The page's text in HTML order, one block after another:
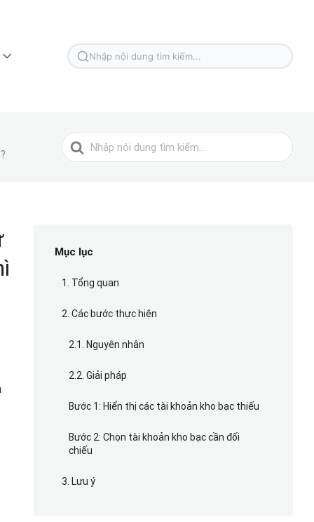
Tìm
Tìm
kiếm
Mục lục
1. Tổng quan
2. Các bước thực hiện
2.1. Nguyên nhân
2.2. Giải pháp
Bước 1: Hiển thị các tài khoản kho bạc thiếu
Bước 2: Chọn tài khoản kho bạc cần đối
chiếu
3. Lưu ý